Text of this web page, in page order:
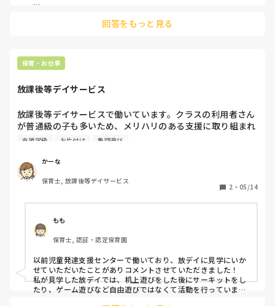
がとう。お部屋が綺麗になっていくね！」など。
回答をもっと見る
保育・お仕事
放課後等デイサービス
放課後等デイサービスで働いています。クラスの利用者さん
が普通級の子も多いため、メリハリのある支援に取り組まれ
ています。片付け、集団遊びを時間を決めて毎日行います。
んなことしているのか、ルールなど教えてほしいです。
支援学級 お片付け 集団遊び
かーな
保育士, 放課後等デイサービス
2 ・ 05/14
もも
保育士, 認証・認定保育園
以前児童発達支援センターで働いており、放デイに見学にいか
せていただいたことがありコメントさせていただきました！
私が見学した放デイでは、机上遊びをした後にサーキットをし
たり、ゲーム遊びなど自由遊びではなくて活動を行っていまし